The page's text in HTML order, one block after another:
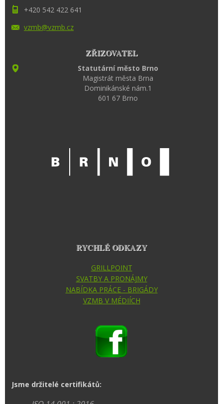
+420 542 422 641
vzmb@vzmb.cz
ZŘIZOVATEL
Statutární město Brno
Magistrát města Brna
Dominikánské nám.1
601 67 Brno
RYCHLÉ ODKAZY
GRILLPOINT
SVATBY A PRONÁJMY
NABÍDKA PRÁCE - BRIGÁDY
VZMB V MÉDIÍCH
Jsme držitelé certifikátů: